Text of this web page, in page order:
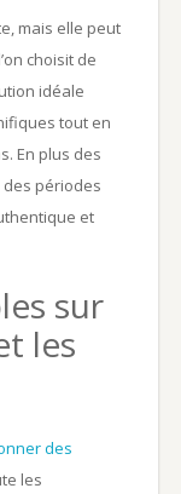
mais elle peut
choisit de
idéale
tout en
En plus des
périodes
et
sur
les
des
les